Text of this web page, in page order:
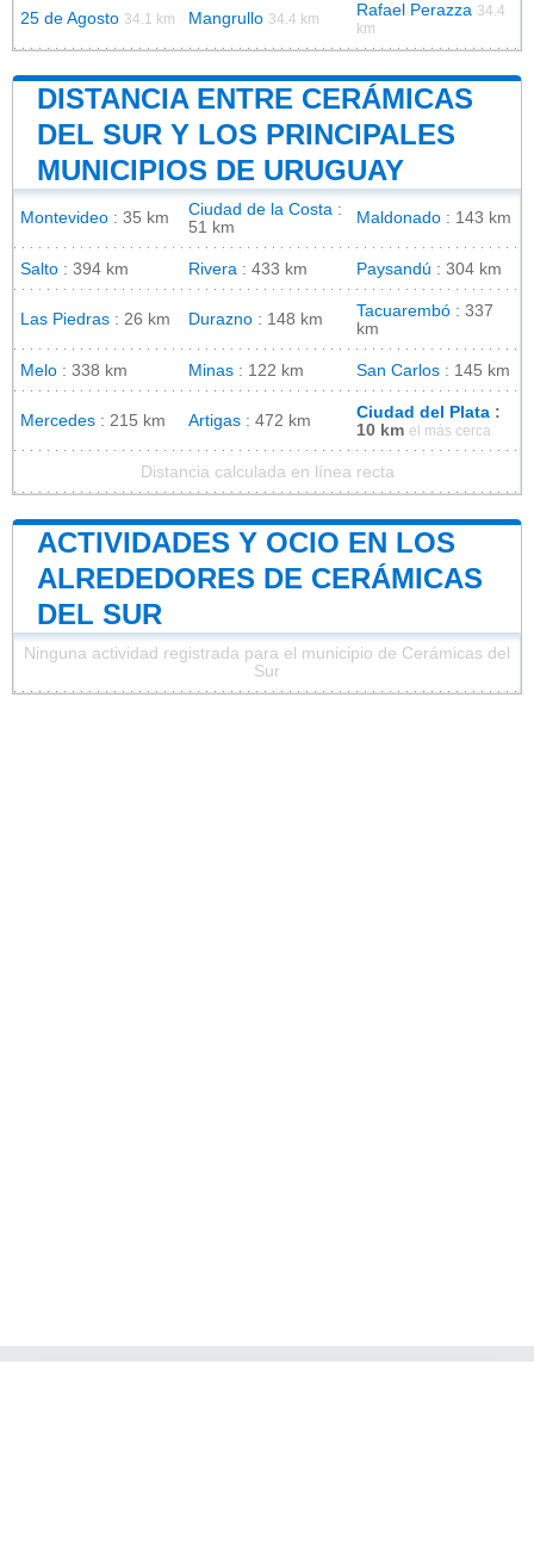
25 de Agosto 34.1 km Mangrullo 34.4 km Rafael Perazza 34.4
km
DISTANCIA ENTRE CERÁMICAS
DEL SUR Y LOS PRINCIPALES
MUNICIPIOS DE URUGUAY
Montevideo : 35 km Ciudad de la Costa :
51 km
Maldonado : 143 km
Salto : 394 km Rivera : 433 km Paysandú : 304 km
Las Piedras : 26 km Durazno : 148 km Tacuarembó : 337
km
Melo : 338 km Minas : 122 km San Carlos : 145 km
Mercedes : 215 km Artigas : 472 km Ciudad del Plata :
10 km el más cerca
Distancia calculada en línea recta
ACTIVIDADES Y OCIO EN LOS
ALREDEDORES DE CERÁMICAS
DEL SUR
Ninguna actividad registrada para el municipio de Cerámicas del
Sur